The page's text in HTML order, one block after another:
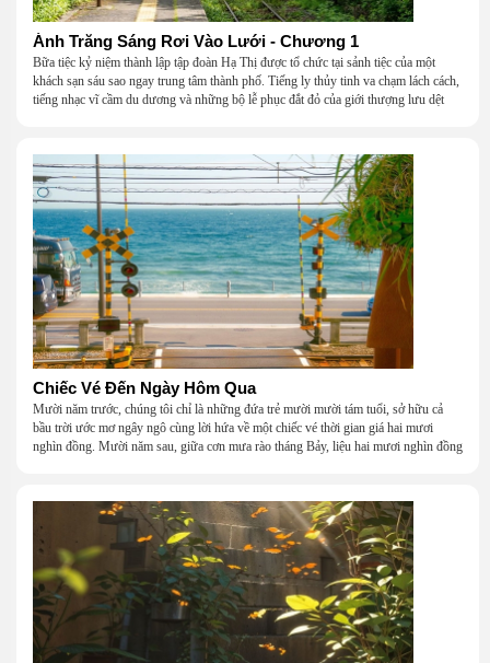
Ánh Trăng Sáng Rơi Vào Lưới - Chương 1
Bữa tiệc kỷ niệm thành lập tập đoàn Hạ Thị được tổ chức tại sảnh tiệc của một
khách sạn sáu sao ngay trung tâm thành phố. Tiếng ly thủy tinh va chạm lách cách,
tiếng nhạc vĩ cầm du dương và những bộ lễ phục đắt đỏ của giới thượng lưu dệt
Chiếc Vé Đến Ngày Hôm Qua
Mười năm trước, chúng tôi chỉ là những đứa trẻ mười mười tám tuổi, sở hữu cả
bầu trời ước mơ ngây ngô cùng lời hứa về một chiếc vé thời gian giá hai mươi
nghìn đồng. Mười năm sau, giữa cơn mưa rào tháng Bảy, liệu hai mươi nghìn đồng